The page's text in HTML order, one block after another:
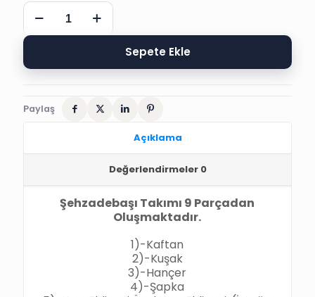
BEYLERBEYİ
PULLU
KAFTAN
SÜNNET
Sepete Ekle
Paylaş
Açıklama
Değerlendirmeler 0
Şehzadebaşı Takımı 9 Parçadan
Oluşmaktadır.
1)-Kaftan
2)-Kuşak
3)-Hançer
4)-Şapka